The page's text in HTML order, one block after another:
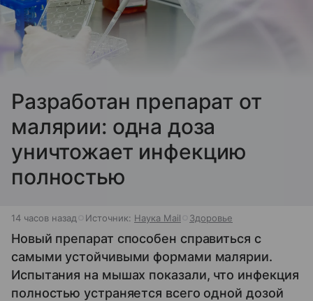
Разработан препарат от
малярии: одна доза
уничтожает инфекцию
полностью
14 часов назад Источник: Наука Mail Здоровье
Новый препарат способен справиться с
самыми устойчивыми формами малярии.
Испытания на мышах показали, что инфекция
полностью устраняется всего одной дозой